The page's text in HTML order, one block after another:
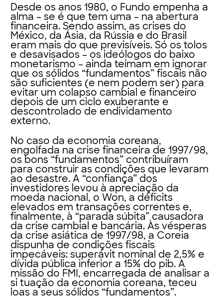
Desde os anos 1980, o Fundo empenha a
alma – se é que tem uma – na abertura
financeira. Sendo assim, as crises do
México, da Ásia, da Rússia e do Brasil
eram mais do que previsíveis. Só os tolos
e desavisados – os ideólogos do baixo
monetarismo – ainda teimam em ignorar
que os sólidos “fundamentos” fiscais não
são suficientes (e nem podem ser) para
evitar um colapso cambial e financeiro
depois de um ciclo exuberante e
descontrolado de endividamento
externo.
No caso da economia coreana,
engolfada na crise financeira de 1997/98,
os bons “fundamentos” contribuíram
para construir as condições que levaram
ao desastre. A “confiança” dos
investidores levou à apreciação da
moeda nacional, o Won, a déficits
elevados em transações correntes e,
finalmente, à “parada súbita” causadora
da crise cambial e bancária. Às vésperas
da crise asiática de 1997/98, a Coreia
dispunha de condições fiscais
impecáveis: superávit nominal de 2,5% e
dívida pública inferior a 15% do pib. A
missão do FMI, encarregada de analisar a
si tuação da economia coreana, teceu
loas a seus sólidos “fundamentos”.